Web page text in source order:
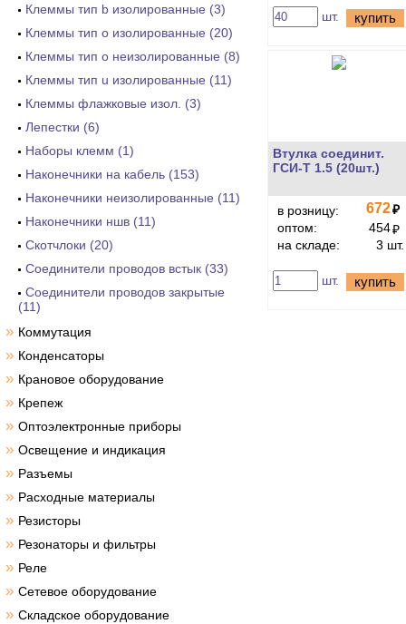
Клеммы тип b изолированные (3)
Клеммы тип o изолированные (20)
Клеммы тип o неизолированные (8)
Клеммы тип u изолированные (11)
Клеммы флажковые изол. (3)
Лепестки (6)
Наборы клемм (1)
Наконечники на кабель (153)
Наконечники неизолированные (11)
Наконечники ншв (11)
Скотчлоки (20)
Соединители проводов встык (33)
Соединители проводов закрытые
(11)
» Коммутация
» Конденсаторы
» Крановое оборудование
» Крепеж
» Оптоэлектронные приборы
» Освещение и индикация
» Разъемы
» Расходные материалы
» Резисторы
» Резонаторы и фильтры
» Реле
» Сетевое оборудование
» Складское оборудование
шт. купить
Втулка соединит.
ГСИ-Т 1.5 (20шт.)
в розницу: 672₽
оптом:
454₽
на складе:
3 шт.
шт. купить